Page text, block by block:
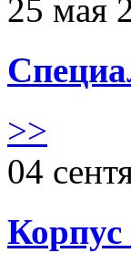
25 мая
>>
04
Корпус